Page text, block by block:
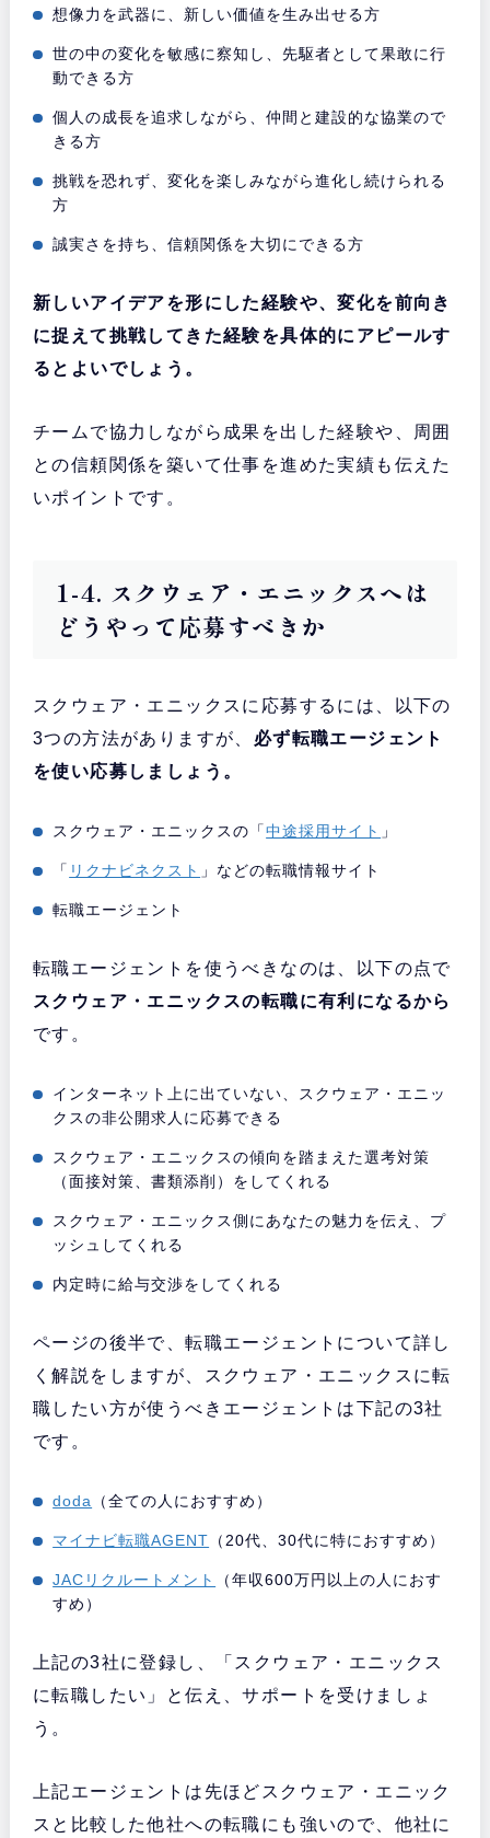
想像力を武器に、新しい価値を生み出せる方
世の中の変化を敏感に察知し、先駆者として果敢に行
動できる方
個人の成長を追求しながら、仲間と建設的な協業ので
きる方
挑戦を恐れず、変化を楽しみながら進化し続けられる
方
誠実さを持ち、信頼関係を大切にできる方
新しいアイデアを形にした経験や、変化を前向き
に捉えて挑戦してきた経験を具体的にアピールす
るとよいでしょう。
チームで協力しながら成果を出した経験や、周囲
との信頼関係を築いて仕事を進めた実績も伝えた
いポイントです。
1-4. スクウェア・エニックスへは
どうやって応募すべきか
スクウェア・エニックスに応募するには、以下の
3つの方法がありますが、 必ず転職エージェント
を使い応募しましょう。
スクウェア・エニックスの「中途採用サイト 」
「 リクナビネクスト 」などの転職情報サイト
転職エージェント
転職エージェントを使うべきなのは、以下の点で
スクウェア・エニックスの転職に有利になるから
です。
インターネット上に出ていない、スクウェア・エニッ
クスの非公開求人に応募できる
スクウェア・エニックスの傾向を踏まえた選考対策
（面接対策、書類添削）をしてくれる
スクウェア・エニックス側にあなたの魅力を伝え、プ
ッシュしてくれる
内定時に給与交渉をしてくれる
ページの後半で、転職エージェントについて詳し
く解説をしますが、スクウェア・エニックスに転
職したい方が使うべきエージェントは下記の3社
です。
doda （全ての人におすすめ）
マイナビ転職AGENT （20代、30代に特におすすめ）
JACリクルートメント
（年収600万円以上の人におす
すめ）
上記の3社に登録し、「スクウェア・エニックス
に転職したい」と伝え、サポートを受けましょ
う。
上記エージェントは先ほどスクウェア・エニック
スと比較した他社への転職にも強いので、他社に